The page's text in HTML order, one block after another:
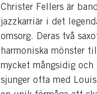
Christer Fellers är
jazzkarriär i det
omsorg. Deras två
harmoniska mönster
mycket mångsidig
sjunger ofta med